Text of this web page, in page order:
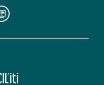
le blog la redoute